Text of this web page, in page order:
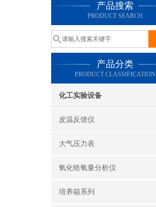
产品搜索
PRODUCT SEARCH
产品分类
PRODUCT CLASSIFICATION
化工实验设备
皮温反馈仪
大气压力表
氧化锆氧量分析仪
培养箱系列